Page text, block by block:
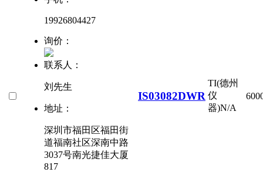
19926804427
询价：
联系人：
刘先生
地址：
深圳市福田区福田街
道福南社区深南中路
3037号南光捷佳大厦
817
IS03082DWR
TI(德州
仪
器)N/A